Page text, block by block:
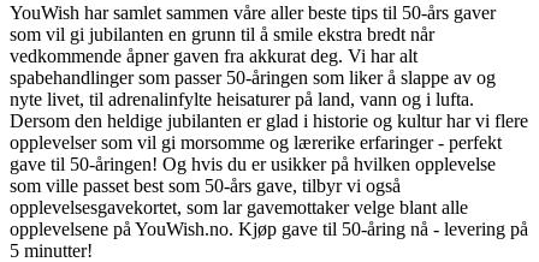
YouWish har samlet sammen våre aller beste tips til 50-års gaver
som vil gi jubilanten en grunn til å smile ekstra bredt når
vedkommende åpner gaven fra akkurat deg. Vi har alt
spabehandlinger som passer 50-åringen som liker å slappe av og
nyte livet, til adrenalinfylte heisaturer på land, vann og i lufta.
Dersom den heldige jubilanten er glad i historie og kultur har vi flere
opplevelser som vil gi morsomme og lærerike erfaringer - perfekt
gave til 50-åringen! Og hvis du er usikker på hvilken opplevelse
som ville passet best som 50-års gave, tilbyr vi også
opplevelsesgavekortet, som lar gavemottaker velge blant alle
opplevelsene på YouWish.no. Kjøp gave til 50-åring nå - levering på
5 minutter!